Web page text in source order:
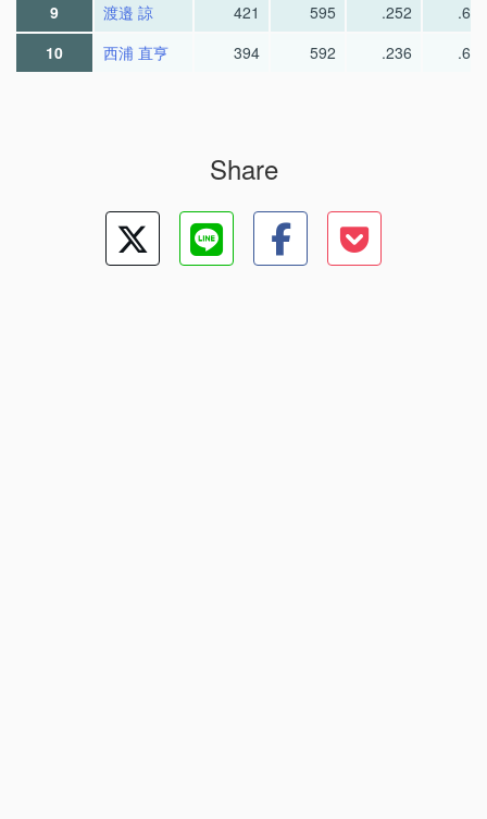
9
渡邉 諒 421 595 .252
.683
10
西浦 直亨 394 592 .236 .650
Share